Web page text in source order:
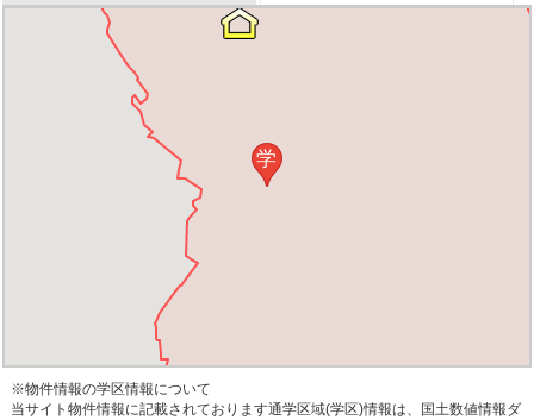
学
※物件情報の学区情報について
当サイト物件情報に記載されております通学区域(学区)情報は、国土数値情報ダ